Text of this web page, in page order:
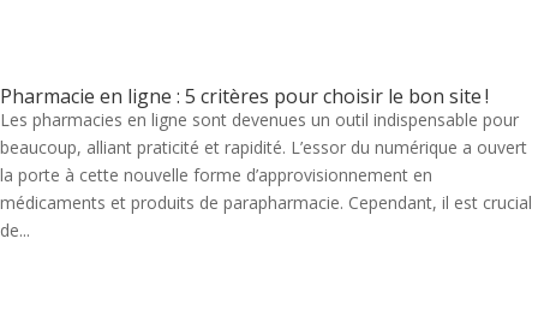
Pharmacie en ligne : 5 critères pour choisir le bon site !
Les pharmacies en ligne sont devenues un outil indispensable pour
beaucoup, alliant praticité et rapidité. L’essor du numérique a ouvert
la porte à cette nouvelle forme d’approvisionnement en
médicaments et produits de parapharmacie. Cependant, il est crucial
de...